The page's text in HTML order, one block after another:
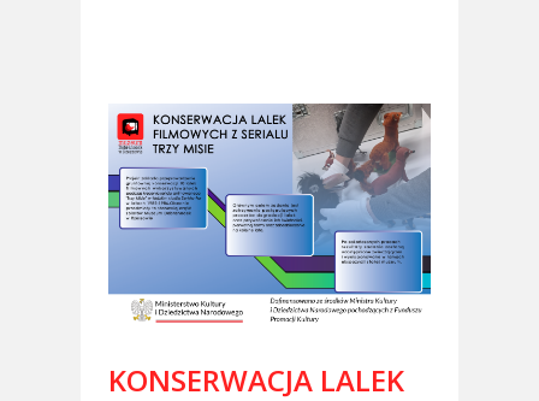
KONSERWACJA LALEK